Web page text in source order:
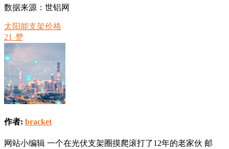
数据来源：世铝网
太阳能支架价格
21 赞
作者: bracket
网站小编辑 一个在光伏支架圈摸爬滚打了12年的老家伙 邮